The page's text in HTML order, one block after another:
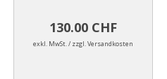
130.00 CHF
exkl. MwSt. / zzgl. Versandkosten